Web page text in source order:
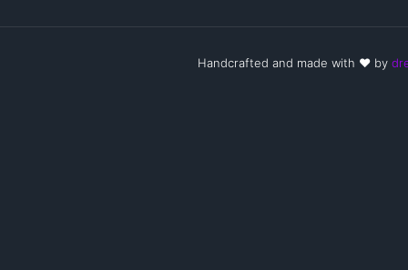
Handcrafted and made with ❤️ by